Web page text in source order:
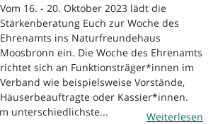
Vom 16. - 20. Oktober 2023 lädt die
Stärkenberatung Euch zur Woche des
Ehrenamts ins Naturfreundehaus
Moosbronn ein. Die Woche des Ehrenamts
richtet sich an Funktionsträger*innen im
Verband wie beispielsweise Vorstände,
Häuserbeauftragte oder Kassier*innen.
unterschiedlichste...
Weiterlesen